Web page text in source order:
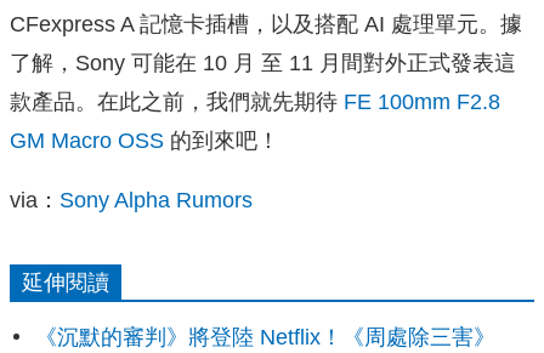
CFexpress A 記憶卡插槽，以及搭配 AI 處理單元。據
了解，Sony 可能在 10 月 至 11 月間對外正式發表這
款產品。在此之前，我們就先期待 FE 100mm F2.8
GM Macro OSS 的到來吧！
via： Sony Alpha Rumors
延伸閱讀
《沉默的審判》將登陸 Netflix！《周處除三害》